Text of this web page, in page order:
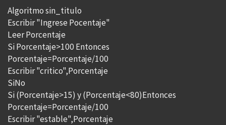
Algoritmo sin_titulo
Escribir "Ingrese Pocentaje"
Leer Porcentaje
Si Porcentaje>100 Entonces
Porcentaje=Porcentaje/100
Escribir "critico",Porcentaje
SiNo
Si (Porcentaje>15) y (Porcentaje<80)Entonces
Porcentaje=Porcentaje/100
Escribir "estable",Porcentaje